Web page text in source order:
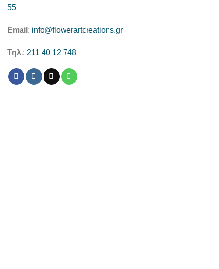
55
Email : info@flowerartcreations.gr
Τηλ.: 211 40 12 748